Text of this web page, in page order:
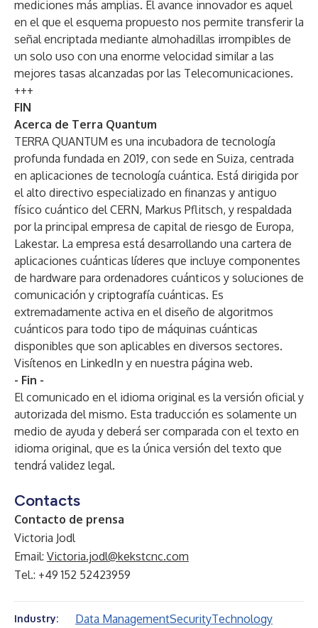
mediciones más amplias. El avance innovador es aquel
en el que el esquema propuesto nos permite transferir la
señal encriptada mediante almohadillas irrompibles de
un solo uso con una enorme velocidad similar a las
mejores tasas alcanzadas por las Telecomunicaciones.
+++
FIN
Acerca de Terra Quantum
TERRA QUANTUM es una incubadora de tecnología
profunda fundada en 2019, con sede en Suiza, centrada
en aplicaciones de tecnología cuántica. Está dirigida por
el alto directivo especializado en finanzas y antiguo
físico cuántico del CERN, Markus Pflitsch, y respaldada
por la principal empresa de capital de riesgo de Europa,
Lakestar. La empresa está desarrollando una cartera de
aplicaciones cuánticas líderes que incluye componentes
de hardware para ordenadores cuánticos y soluciones de
comunicación y criptografía cuánticas. Es
extremadamente activa en el diseño de algoritmos
cuánticos para todo tipo de máquinas cuánticas
disponibles que son aplicables en diversos sectores.
Visítenos en LinkedIn y en nuestra página web.
- Fin -
El comunicado en el idioma original es la versión oficial y
autorizada del mismo. Esta traducción es solamente un
medio de ayuda y deberá ser comparada con el texto en
idioma original, que es la única versión del texto que
tendrá validez legal.
Contacts
Contacto de prensa
Victoria Jodl
Email: Victoria.jodl@kekstcnc.com
Tel.: +49 152 52423959
Industry: Data ManagementSecurityTechnology